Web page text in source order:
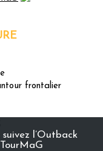
frontalier
l’Outback